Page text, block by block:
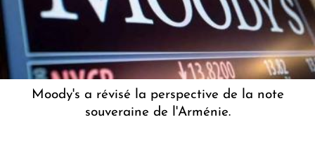
Moody's a révisé la perspective de la note
souveraine de l'Arménie.